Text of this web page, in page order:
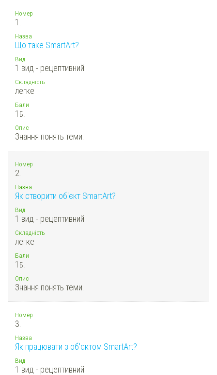
Номер
1.
Назва
Що таке SmartArt?
Вид
1 вид - рецептивний
Складність
легке
Бали
1 Б.
Опис
Знання понять теми.
Номер
2.
Назва
Як створити об'єкт SmartArt?
Вид
1 вид - рецептивний
Складність
легке
Бали
1 Б.
Опис
Знання понять теми.
Номер
3.
Назва
Як працювати з об'єктом SmartArt?
Вид
1 вид - рецептивний